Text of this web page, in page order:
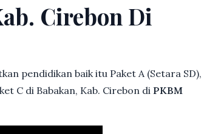
Cirebon Di
pendidikan baik itu Paket A (Setara SD),
C di Babakan, Kab. Cirebon di PKBM